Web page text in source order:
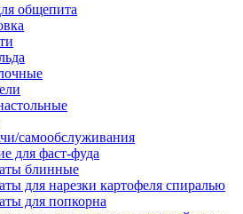
общепита
самообслуживания
для фаст-фуда
блинные
для нарезки картофеля спиралью
для попкорна